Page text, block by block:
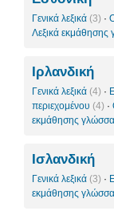
Γενικά λεξικά (3) ·
Λεξικά εκμάθησης
Ιρλανδική
Γενικά λεξικά (4) ·
περιεχομένου (4) ·
εκμάθησης
Ισλανδική
Γενικά λεξικά (3) ·
εκμάθησης